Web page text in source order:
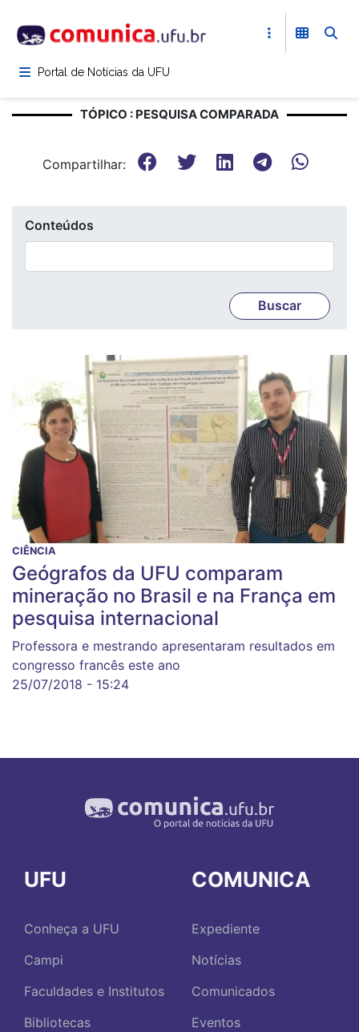
para
conteúdoPortal de Notícias da UFU
TÓPICO : PESQUISA COMPARADA
Compartilhar:
Conteúdos
CIÊNCIA
Geógrafos da UFU comparam
mineração no Brasil e na França em
pesquisa internacional
Professora e mestrando apresentaram resultados em
congresso francês este ano
25/07/2018 - 15:24
UFU
Conheça a UFU
Campi
Faculdades e Institutos
Bibliotecas
COMUNICA
Expediente
Notícias
Comunicados
Eventos